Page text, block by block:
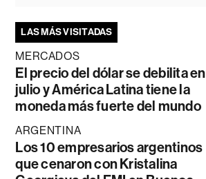
LAS MÁS VISITADAS
MERCADOS
El precio del dólar se debilita en
julio y América Latina tiene la
moneda más fuerte del mundo
ARGENTINA
Los 10 empresarios argentinos
que cenaron con Kristalina